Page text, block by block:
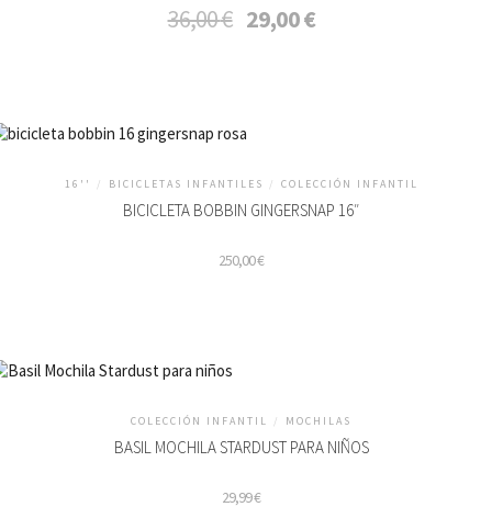
36,00€ precio
29,00€El
precio
16'' / BICICLETAS INFANTILES / COLECCIÓN INFANTIL
BICICLETA BOBBIN GINGERSNAP 16″
250,00€
COLECCIÓN INFANTIL / MOCHILAS
BASIL MOCHILA STARDUST PARA NIÑOS
29,99€